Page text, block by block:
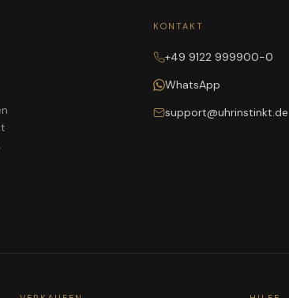
KONTAKT
+49 9122 999900-0
WhatsApp
support@uhrinstinkt.de